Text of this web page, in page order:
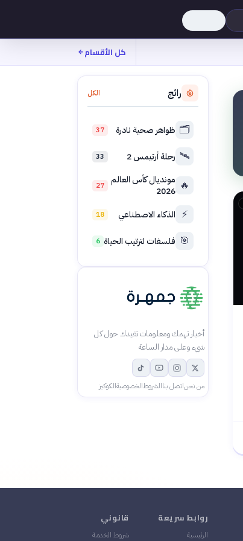
كل الأقسام
رائج الكل
🗂️ ظواهر صحية نادرة 37
🛰️ رحلة أرتيمس 2 33
🔥 مونديال كأس العالم
2026
27
⚡ الذكاء الاصطناعي 18
🎯 فلسفات لترتيب الحياة 6
أخبار تهمك ومعلومات تفيدك حول كل
شيء وعلى مدار الساعة
من نحناتصل بناالشروطالخصوصيةالكوكيز
روابط سريعة
الرئيسية
قانوني
شروط الخدمة